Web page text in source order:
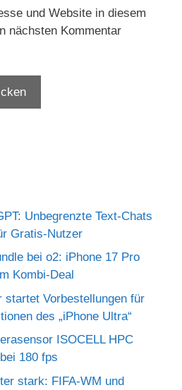
und Website in diesem
nächsten Kommentar
Unbegrenzte Text-Chats
Gratis-Nutzer
bei o2: iPhone 17 Pro
Kombi-Deal
startet Vorbestellungen für
des „iPhone Ultra“
ISOCELL HPC
180 fps
stark: FIFA-WM und